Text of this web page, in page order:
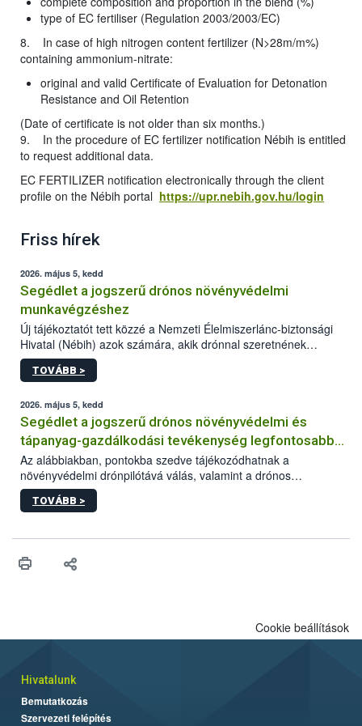
type of EC fertiliser (Regulation 2003/2003/EC)
8. In case of high nitrogen content fertilizer (N>28m/m%)
containing ammonium-nitrate:
original and valid Certificate of Evaluation for Detonation
Resistance and Oil Retention
(Date of certificate is not older than six months.)
9. In the procedure of EC fertilizer notification Nébih is entitled
to request additional data.
EC FERTILIZER notification electronically through the client
profile on the Nébih portal https://upr.nebih.gov.hu/login
Friss hírek
2026. május 5, kedd
Segédlet a jogszerű drónos növényvédelmi
munkavégzéshez
Új tájékoztatót tett közzé a Nemzeti Élelmiszerlánc-biztonsági
Hivatal (Nébih) azok számára, akik drónnal szeretnének
növényvédelmi vagy tápanyag-gazdálkodási tevékenységet
végezni Magyarországon. Az összefoglaló részletesen
műszaki és hatósági feltételek.
TOVÁBB >
2026. május 5, kedd
Segédlet a jogszerű drónos növényvédelmi és
tápanyag-gazdálkodási tevékenység legfontosabb
feltételeiről
Az alábbiakban, pontokba szedve tájékozódhatnak a
növényvédelmi drónpilótává válás, valamint a drónos
növényvédelmi és tápanyag-gazdálkodási tevékenység
végzésének legfontosabb feltételeiről*.
TOVÁBB >
Cookie beállítások
Hivatalunk
Bemutatkozás
Szervezeti felépítés